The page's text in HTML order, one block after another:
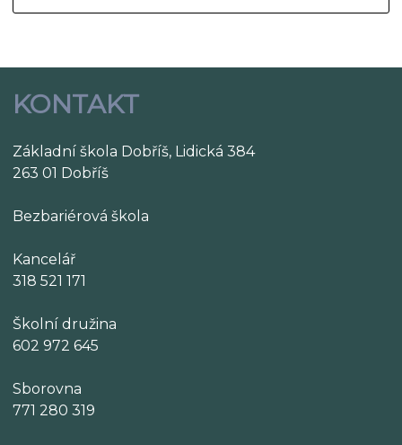
KONTAKT
Základní škola Dobříš, Lidická 384
263 01 Dobříš
Bezbariérová škola
Kancelář
318 521 171
Školní družina
602 972 645
Sborovna
771 280 319